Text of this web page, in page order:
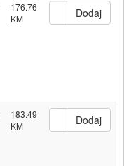
176.76
183.49